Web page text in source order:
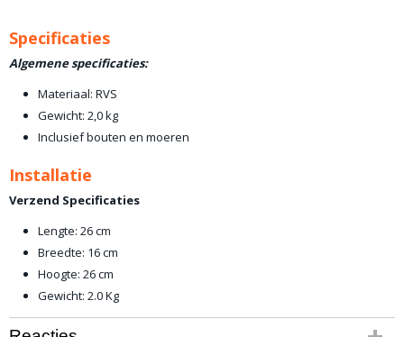
Specificaties
Algemene specificaties:
Materiaal: RVS
Gewicht: 2,0 kg
Inclusief bouten en moeren
Installatie
Verzend Specificaties
Lengte: 26 cm
Breedte: 16 cm
Hoogte: 26 cm
Gewicht: 2.0 Kg